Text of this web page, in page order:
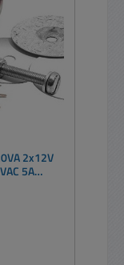
2x12V
5A